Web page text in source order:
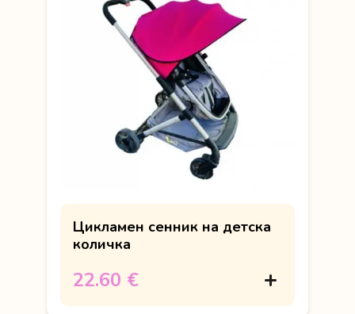
Цикламен сенник на детска
количка
22.60 €